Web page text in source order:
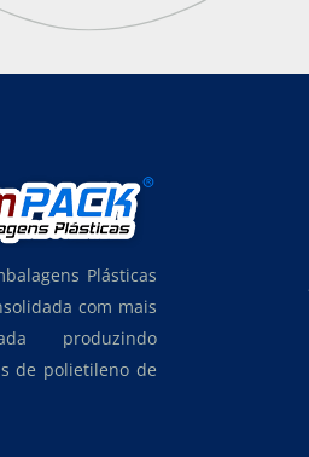
Plásticas
com mais
produzindo
de polietileno de